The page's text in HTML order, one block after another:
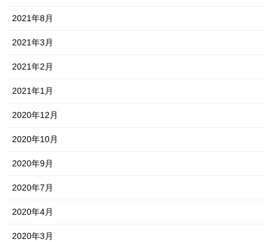
2021年8月
2021年3月
2021年2月
2021年1月
2020年12月
2020年10月
2020年9月
2020年7月
2020年4月
2020年3月